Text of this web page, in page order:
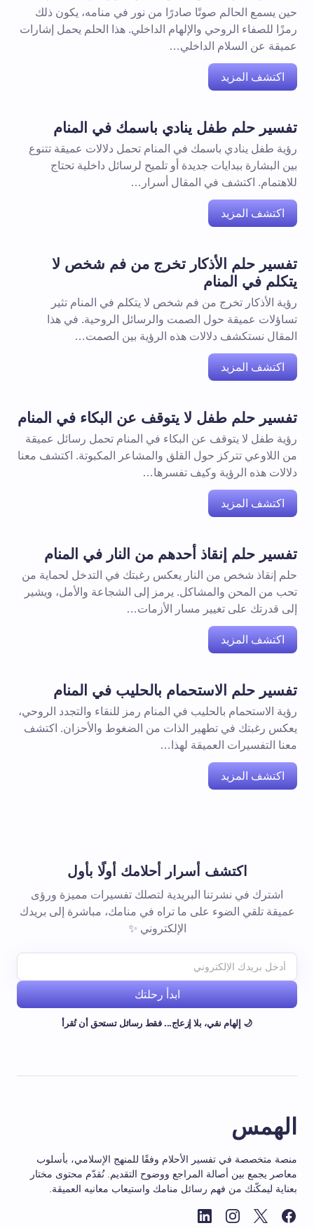
حين يسمع الحالم صوتًا صادرًا من نور في منامه، يكون ذلك
رمزًا للصفاء الروحي والإلهام الداخلي. هذا الحلم يحمل إشارات
عميقة عن السلام الداخلي…
اكتشف المزيد
تفسير حلم طفل ينادي باسمك في المنام
رؤية طفل ينادي باسمك في المنام تحمل دلالات عميقة تتنوع
بين البشارة ببدايات جديدة أو تلميح لرسائل داخلية تحتاج
للاهتمام. اكتشف في المقال أسرار…
اكتشف المزيد
تفسير حلم الأذكار تخرج من فم شخص لا
يتكلم في المنام
رؤية الأذكار تخرج من فم شخص لا يتكلم في المنام تثير
تساؤلات عميقة حول الصمت والرسائل الروحية. في هذا
المقال نستكشف دلالات هذه الرؤية بين الصمت…
اكتشف المزيد
تفسير حلم طفل لا يتوقف عن البكاء في المنام
رؤية طفل لا يتوقف عن البكاء في المنام تحمل رسائل عميقة
من اللاوعي تتركز حول القلق والمشاعر المكبوتة. اكتشف معنا
دلالات هذه الرؤية وكيف تفسرها…
اكتشف المزيد
تفسير حلم إنقاذ أحدهم من النار في المنام
حلم إنقاذ شخص من النار يعكس رغبتك في التدخل لحماية من
تحب من المحن والمشاكل. يرمز إلى الشجاعة والأمل، ويشير
إلى قدرتك على تغيير مسار الأزمات…
اكتشف المزيد
تفسير حلم الاستحمام بالحليب في المنام
رؤية الاستحمام بالحليب في المنام رمز للنقاء والتجدد الروحي،
يعكس رغبتك في تطهير الذات من الضغوط والأحزان. اكتشف
معنا التفسيرات العميقة لهذا…
اكتشف المزيد
اكتشف أسرار أحلامك أولًا بأول
اشترك في نشرتنا البريدية لتصلك تفسيرات مميزة ورؤى
عميقة تلقي الضوء على ما تراه في منامك، مباشرة إلى بريدك
الإلكتروني ✨
ابدأ رحلتك
🌙 إلهام نقي، بلا إزعاج... فقط رسائل تستحق أن تُقرأ
الهمس
منصة متخصصة في تفسير الأحلام وفقًا للمنهج الإسلامي، بأسلوب
معاصر يجمع بين أصالة المراجع ووضوح التقديم. نُقدّم محتوى مختار
بعناية ليمكّنك من فهم رسائل منامك واستيعاب معانيه العميقة.